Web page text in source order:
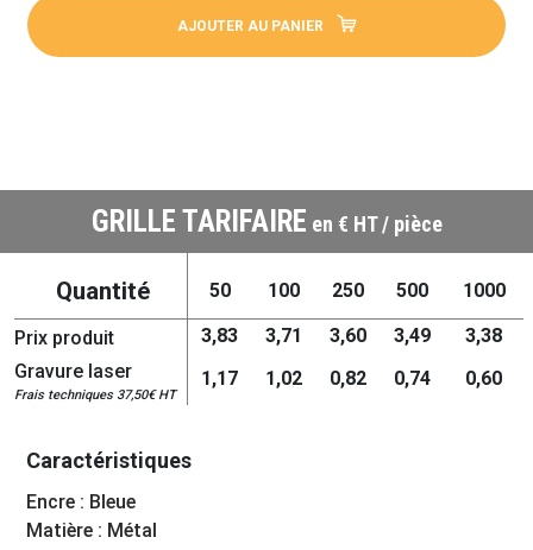
AJOUTER AU PANIER
GRILLE TARIFAIRE en € HT / pièce
Quantité 50 100 250 500 1000
Prix produit 3,83 3,71 3,60 3,49
3,38
Gravure laser
Frais techniques 37,50€ HT
1,17 1,02 0,82 0,74 0,60
Caractéristiques
Encre : Bleue
Matière : Métal